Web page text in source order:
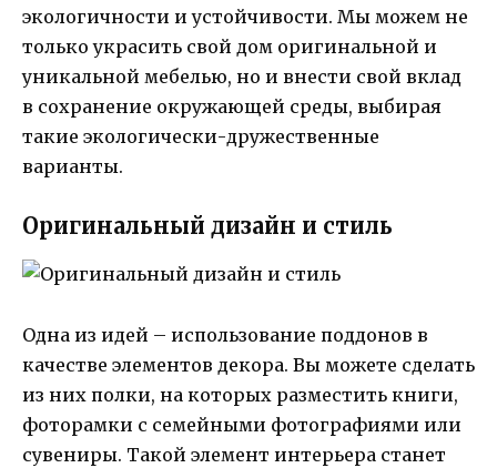
экологичности и устойчивости. Мы можем не
только украсить свой дом оригинальной и
уникальной мебелью, но и внести свой вклад
в сохранение окружающей среды, выбирая
такие экологически-дружественные
варианты.
Оригинальный дизайн и стиль
Одна из идей – использование поддонов в
качестве элементов декора. Вы можете сделать
из них полки, на которых разместить книги,
фоторамки с семейными фотографиями или
сувениры. Такой элемент интерьера станет